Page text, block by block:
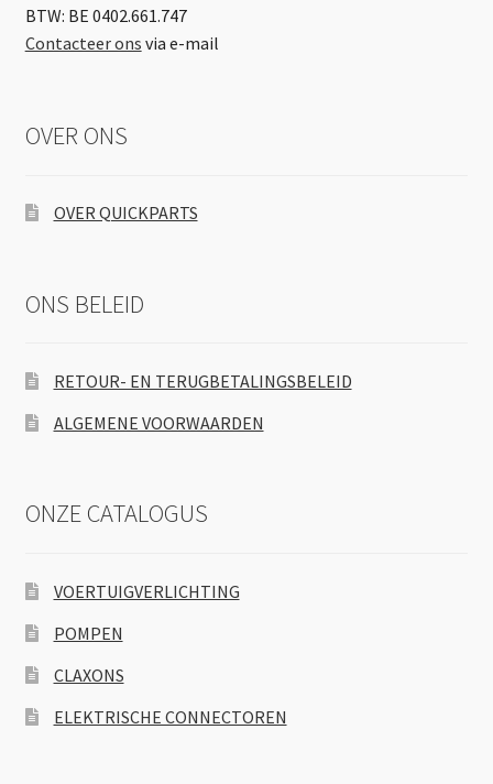
BTW: BE 0402.661.747
Contacteer ons via e-mail
OVER ONS
OVER QUICKPARTS
ONS BELEID
RETOUR- EN TERUGBETALINGSBELEID
ALGEMENE VOORWAARDEN
ONZE CATALOGUS
VOERTUIGVERLICHTING
POMPEN
CLAXONS
ELEKTRISCHE CONNECTOREN